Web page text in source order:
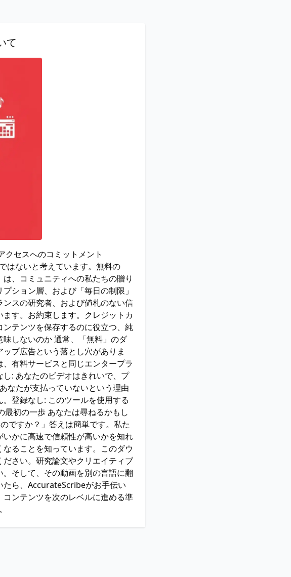
て
クセスへのコミットメント
はないと考えています。無料の
、コミュニティへの私たちの贈り
ション層、および「毎日の制限」
スの研究者、および値札のない信
す。お約束します。クレジットカ
テンツを保存するのに役立つ、純
しないのか 通常、「無料」のダ
プ広告という落とし穴がありま
有料サービスと同じエンタープラ
: あなたのビデオはきれいで、プ
なたが支払っていないという理由
登録なし: このツールを使用する
初の一歩 あなたは尋ねるかもし
ですか？」答えは簡単です。私た
かに高速で信頼性が高いかを知れ
ることを知っています。このダウ
さい。研究論文やクリエイティブ
そして、その動画を別の言語に翻
たら、AccurateScribeがお手伝い
ンテンツを次のレベルに進める準